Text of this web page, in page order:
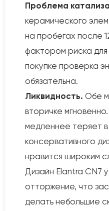
Проблема
керамического
на пробегах после
фактором риска для
покупке проверка
обязательна.
Ликвидность. Обе
вторичке
медленнее теряет
консервативного
нравится широким
Дизайн Elantra CN7
отторжение, что
делать небольшие